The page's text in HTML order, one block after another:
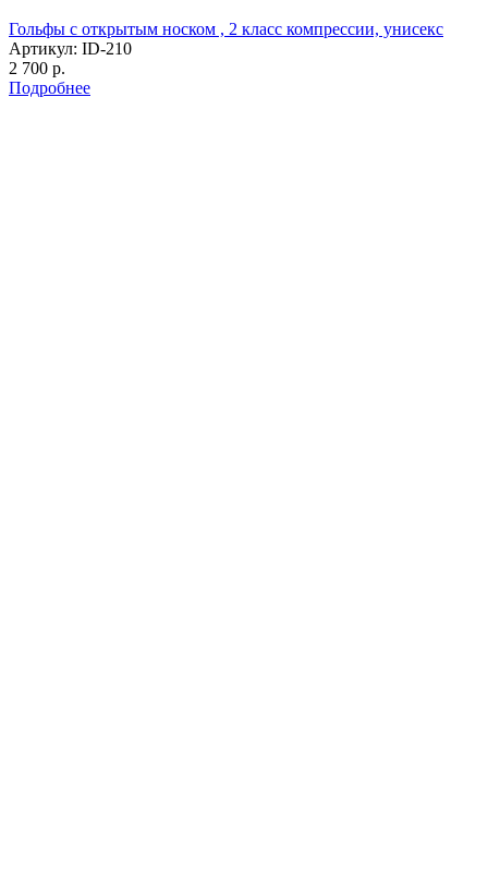
Гольфы с открытым носком , 2 класс компрессии, унисекс
Артикул: ID-210
2 700 р.
Подробнее